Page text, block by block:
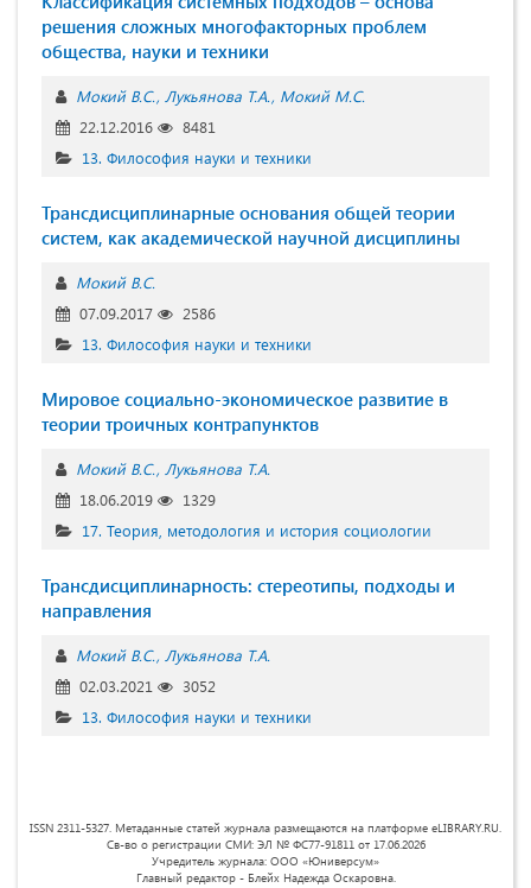
решения сложных многофакторных проблем
общества, науки и техники
Мокий В.С. Лукьянова Т.А. Мокий М.С.
22.12.2016
8481
13. Философия науки и техники
Трансдисциплинарные основания общей теории
систем, как академической научной дисциплины
Мокий В.С.
07.09.2017
2586
13. Философия науки и техники
Мировое социально-экономическое развитие в
теории троичных контрапунктов
Мокий В.С.
Лукьянова Т.А.
18.06.2019
1329
17. Теория, методология и история социологии
Трансдисциплинарность: стереотипы, подходы и
направления
Мокий В.С.
Лукьянова Т.А.
02.03.2021
3052
13. Философия науки и техники
ISSN 2311-5327. Метаданные статей журнала размещаются на платформе eLIBRARY.RU.
Св-во о регистрации СМИ: ЭЛ № ФС77-91811 от 17.06.2026
Учредитель журнала: ООО «Юниверсум»
Главный редактор - Блейх Надежда Оскаровна.